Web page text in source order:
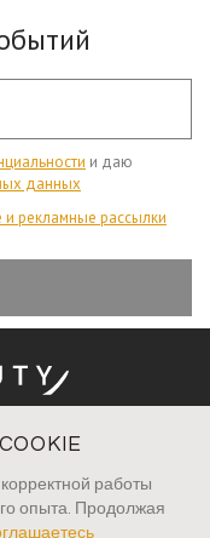
и даю
данных
рекламные рассылки
работы
опыта. Продолжая